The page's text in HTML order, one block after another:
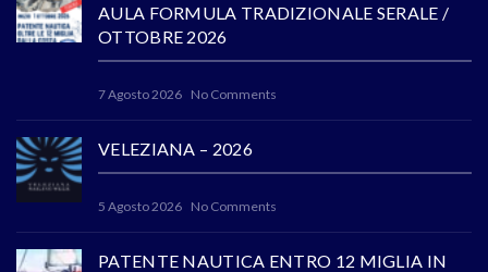
AULA FORMULA TRADIZIONALE SERALE /
OTTOBRE 2026
7 Agosto 2026 No Comments
VELEZIANA – 2026
5 Agosto 2026 No Comments
PATENTE NAUTICA ENTRO 12 MIGLIA IN